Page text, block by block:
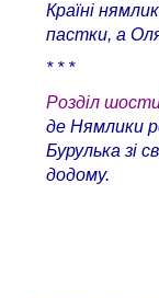
Країні
пастки, а
* * *
Розділ
де Нямлики
Бурулька зі
додому.